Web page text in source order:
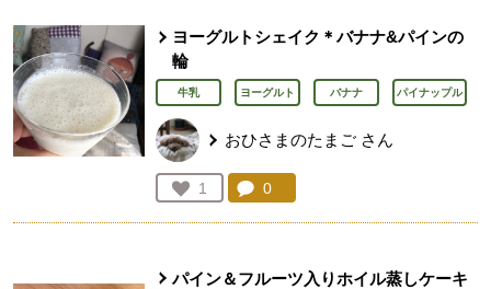
ヨーグルトシェイク＊バナナ&パインの
輪
牛乳 ヨーグルト バナナ パイナップル
おひさまのたまご さん
お気に入り登録：
1
人が登録
コメント：
0
パイン＆フルーツ入りホイル蒸しケーキ